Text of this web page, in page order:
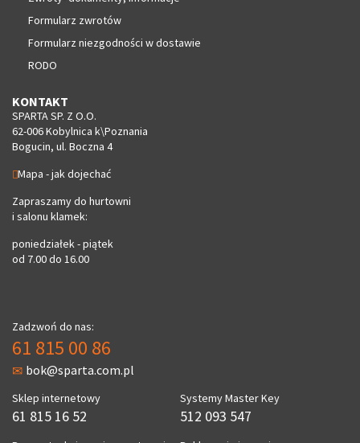
Formularz zwrotów
Formularz niezgodności w dostawie
RODO
KONTAKT
SPARTA SP. Z O.O.
62-006 Kobylnica k\Poznania
Bogucin, ul. Boczna 4
Mapa - jak dojechać
Zapraszamy do hurtowni
i salonu klamek:
poniedziałek - piątek
od 7.00 do 16.00
Zadzwoń do nas:
61 815 00 86
bok@sparta.com.pl
Sklep internetowy
61 815 16 52
Systemy Master Key
512 093 547